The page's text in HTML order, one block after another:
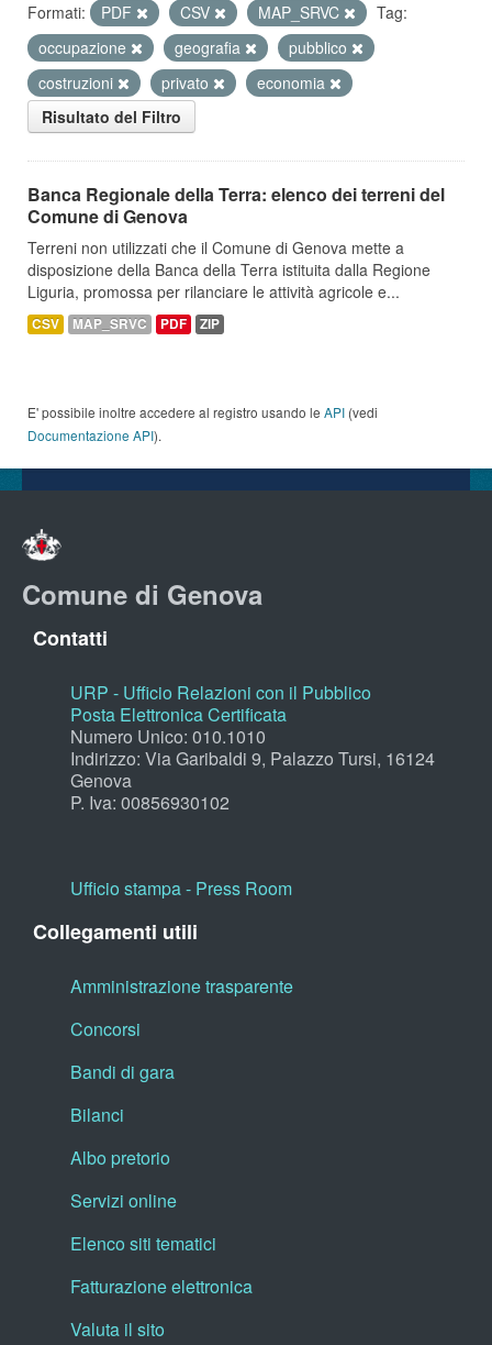
Formati:
PDF CSV MAP_SRVC
Tag:
occupazione
geografia
pubblico
costruzioni
privato
economia
Risultato del Filtro
Banca Regionale della Terra: elenco dei terreni del
Comune di Genova
Terreni non utilizzati che il Comune di Genova mette a
disposizione della Banca della Terra istituita dalla Regione
Liguria, promossa per rilanciare le attività agricole e...
CSV MAP_SRVC PDF ZIP
E' possibile inoltre accedere al registro usando le API (vedi
Documentazione API).
Comune di Genova
Contatti
URP - Ufficio Relazioni con il Pubblico
Posta Elettronica Certificata
Numero Unico: 010.1010
Indirizzo: Via Garibaldi 9, Palazzo Tursi, 16124
Genova
P. Iva: 00856930102
Ufficio stampa - Press Room
Collegamenti utili
Amministrazione trasparente
Concorsi
Bandi di gara
Bilanci
Albo pretorio
Servizi online
Elenco siti tematici
Fatturazione elettronica
Valuta il sito